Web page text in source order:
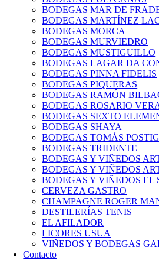
BODEGAS MAR DE
BODEGAS MARTÍNEZ
BODEGAS MORCA
BODEGAS MURVIEDRO
BODEGAS MUSTIGUILLO
BODEGAS LAGAR DA
BODEGAS PINNA FIDELIS
BODEGAS PIQUERAS
BODEGAS RAMÓN
BODEGAS ROSARIO
BODEGAS SEXTO
BODEGAS SHAYA
BODEGAS TOMÁS
BODEGAS TRIDENTE
BODEGAS Y VIÑEDOS
BODEGAS Y VIÑEDOS
BODEGAS Y VIÑEDOS EL
CERVEZA GASTRO
CHAMPAGNE ROGER
DESTILERÍAS TENIS
EL AFILADOR
LICORES USUA
VIÑEDOS Y BODEGAS
Contacto